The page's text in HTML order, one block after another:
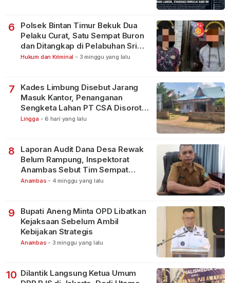
6
Polsek Bintan Timur Bekuk Dua
Pelaku Curat, Satu Sempat Buron
dan Ditangkap di Pelabuhan Sri
Bintan Pura
Hukum dan Kriminal - 3 minggu yang lalu
7
Kades Limbung Disebut Jarang
Masuk Kantor, Penanganan
Sengketa Lahan PT CSA Disorot
Warga
Lingga - 6 hari yang lalu
8
Laporan Audit Dana Desa Rewak
Belum Rampung, Inspektorat
Anambas Sebut Tim Sempat
Terbagi Tangani Kasus Lain
Anambas - 4 minggu yang lalu
9
Bupati Aneng Minta OPD Libatkan
Kejaksaan Sebelum Ambil
Kebijakan Strategis
Anambas - 3 minggu yang lalu
10 Dilantik Langsung Ketua Umum